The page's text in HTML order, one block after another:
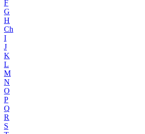
F
G
H
Ch
I
J
K
L
M
N
O
P
Q
R
S